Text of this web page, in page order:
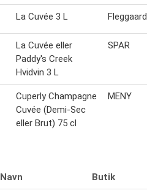
La Cuvée 3 L Fleggaard
La Cuvée eller
Paddy's Creek
Hvidvin 3 L
SPAR
Cuperly Champagne
Cuvée (Demi-Sec
eller Brut) 75 cl
MENY
Navn Butik